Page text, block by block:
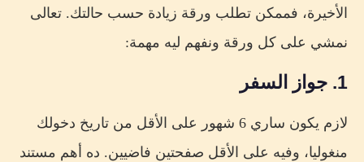
الأخيرة، فممكن تطلب ورقة زيادة حسب حالتك. تعالى
نمشي على كل ورقة ونفهم ليه مهمة:
1. جواز السفر
لازم يكون ساري 6 شهور على الأقل من تاريخ دخولك
منغوليا، وفيه على الأقل صفحتين فاضيين. ده أهم مستند